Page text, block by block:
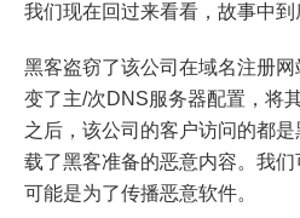
我们现在回过来看看，故事中到
黑客盗窃了该公司在域名注册
变了主/次DNS服务器配置，将
之后，该公司的客户访问的都
载了黑客准备的恶意内容。我
可能是为了传播恶意软件。